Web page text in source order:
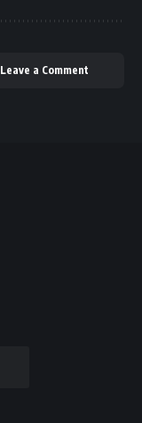
Leave a Comment